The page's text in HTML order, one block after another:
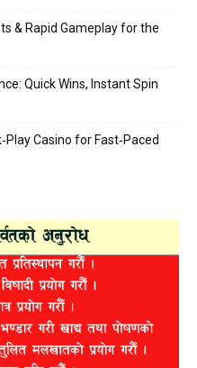
& Rapid Gameplay for the
Quick Wins, Instant Spin
Casino for Fast‑Paced